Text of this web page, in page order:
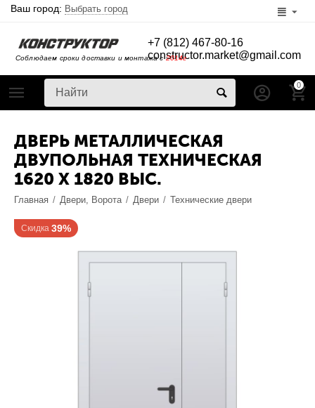
Ваш город: Выбрать город
Соблюдаем сроки доставки и монтажа с2014г
+7 (812) 467-80-16
constructor.market@gmail.com
0
ДВЕРЬ МЕТАЛЛИЧЕСКАЯ
ДВУПОЛЬНАЯ ТЕХНИЧЕСКАЯ
1620 X 1820 ВЫС.
Главная / Двери, Ворота / Двери / Технические двери
Скидка 39%